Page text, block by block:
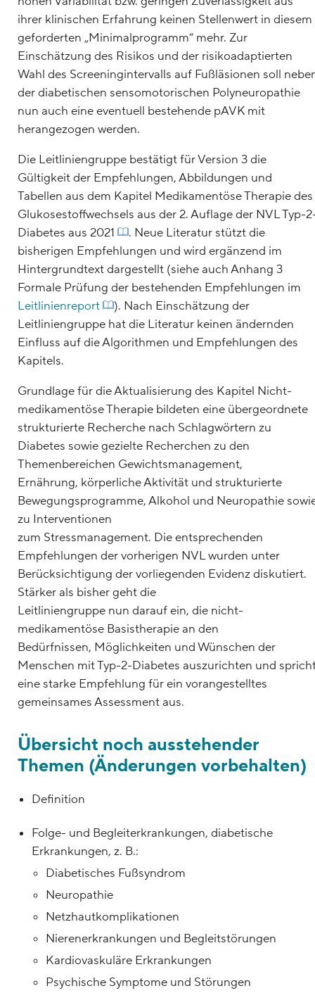
ihrer klinischen Erfahrung keinen Stellenwert in diesem
geforderten „Minimalprogramm“ mehr. Zur
Einschätzung des Risikos und der risikoadaptierten
Wahl des Screeningintervalls auf Fußläsionen soll
der diabetischen sensomotorischen Polyneuropathie
nun auch eine eventuell bestehende pAVK mit
herangezogen werden.
Die Leitliniengruppe bestätigt für Version 3 die
Gültigkeit der Empfehlungen, Abbildungen und
Tabellen aus dem Kapitel Medikamentöse Therapie des
Glukosestoffwechsels aus der 2. Auflage der NVL Typ-
Diabetes aus 2021
. Neue Literatur stützt die
bisherigen Empfehlungen und wird ergänzend im
Hintergrundtext dargestellt (siehe auch Anhang 3
Formale Prüfung der bestehenden Empfehlungen im
Leitlinienreport
). Nach Einschätzung der
Leitliniengruppe hat die Literatur keinen ändernden
Einfluss auf die Algorithmen und Empfehlungen des
Kapitels.
Grundlage für die Aktualisierung des Kapitel Nicht-
medikamentöse Therapie bildeten eine übergeordnete
strukturierte Recherche nach Schlagwörtern zu
Diabetes sowie gezielte Recherchen zu den
Themenbereichen Gewichtsmanagement,
Ernährung, körperliche Aktivität und strukturierte
Bewegungsprogramme, Alkohol und Neuropathie
zu Interventionen
zum Stressmanagement. Die entsprechenden
Empfehlungen der vorherigen NVL wurden unter
Berücksichtigung der vorliegenden Evidenz diskutiert.
Stärker als bisher geht die
Leitliniengruppe nun darauf ein, die nicht-
medikamentöse Basistherapie an den
Bedürfnissen, Möglichkeiten und Wünschen der
Menschen mit Typ-2-Diabetes auszurichten und
eine starke Empfehlung für ein vorangestelltes
gemeinsames Assessment aus.
Übersicht noch ausstehender
Themen (Änderungen vorbehalten)
Definition
Folge- und Begleiterkrankungen, diabetische
Erkrankungen, z. B.:
Diabetisches Fußsyndrom
Neuropathie
Netzhautkomplikationen
Nierenerkrankungen und Begleitstörungen
Kardiovaskuläre Erkrankungen
Psychische Symptome und Störungen